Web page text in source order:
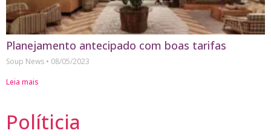
Planejamento antecipado com boas tarifas
Soup News
08/05/2023
Leia mais
Políticia